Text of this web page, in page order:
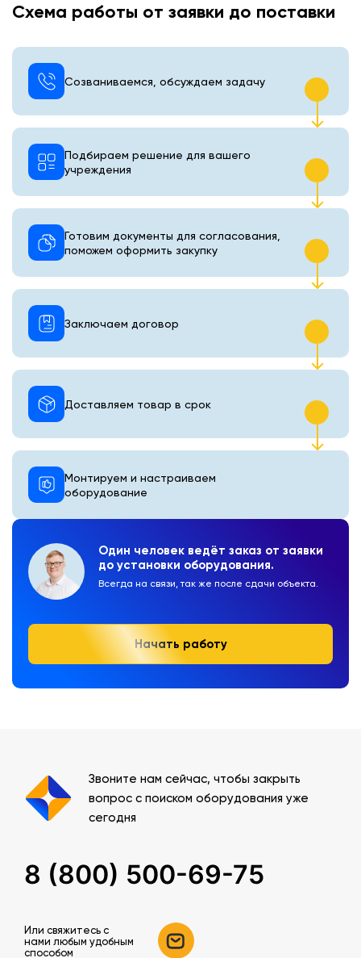
Схема работы от заявки до поставки
Один человек ведёт заказ от заявки
до установки оборудования.
Всегда на связи, так же после сдачи объекта.
Начать работу
Созваниваемся, обсуждаем задачу
Подбираем решение для вашего
учреждения
Готовим документы для согласования,
поможем оформить закупку
Монтируем и настраиваем
оборудование
Доставляем товар в срок
Заключаем договор
Звоните нам сейчас, чтобы закрыть
вопрос с поиском оборудования уже
сегодня
8 (800) 500-69-75
Или свяжитесь c
нами любым удобным
способом